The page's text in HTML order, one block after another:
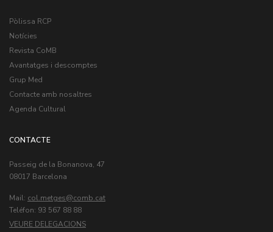
Pòlissa RCP
Notícies
Revista CoMB
Avantatges i descomptes
Grup Med
Contacte amb nosaltres
Agenda Cultural
CONTACTE
Passeig de la Bonanova, 47
08017 Barcelona
Mail: col.metges
Teléfon: 93 567 88 88
VEURE DELEGACIONS